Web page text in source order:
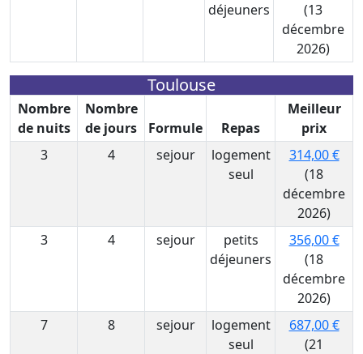
déjeuners
(13
décembre
2026)
Toulouse
Nombre
de nuits
Nombre
de jours
Formule Repas
Meilleur
prix
3
4 sejour
logement
seul
314,00 €
(18
décembre
2026)
3
4 sejour
petits
déjeuners
356,00 €
(18
décembre
2026)
7
8 sejour
logement
seul
687,00 €
(21